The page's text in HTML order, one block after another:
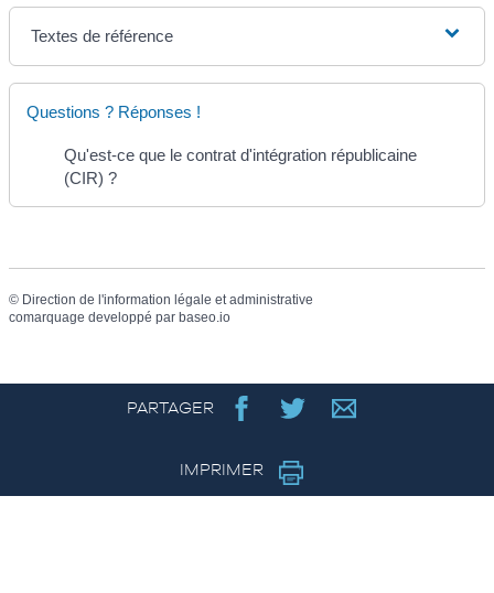
Textes de référence
Questions ? Réponses !
Qu'est-ce que le contrat d'intégration républicaine
(CIR) ?
© Direction de l'information légale et administrative
comarquage developpé par baseo.io
PARTAGER
IMPRIMER